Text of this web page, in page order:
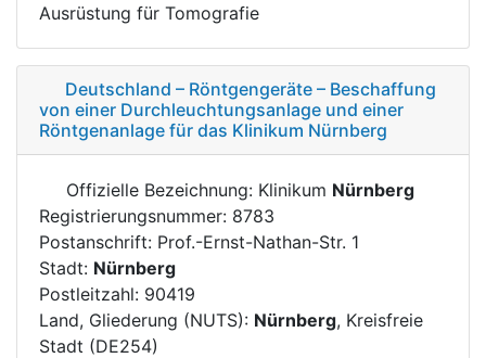
Ausrüstung für Tomografie
Deutschland – Röntgengeräte – Beschaffung
von einer Durchleuchtungsanlage und einer
Röntgenanlage für das Klinikum Nürnberg
Offizielle Bezeichnung: Klinikum Nürnberg
Registrierungsnummer: 8783
Postanschrift: Prof.-Ernst-Nathan-Str. 1
Stadt: Nürnberg
Postleitzahl: 90419
Land, Gliederung (NUTS): Nürnberg, Kreisfreie
Stadt (DE254)